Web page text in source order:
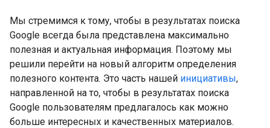
Мы стремимся к тому, чтобы в результатах поиска
Google всегда была представлена максимально
полезная и актуальная информация. Поэтому мы
решили перейти на новый алгоритм определения
полезного контента. Это часть нашей инициативы,
направленной на то, чтобы в результатах поиска
Google пользователям предлагалось как можно
больше интересных и качественных материалов.